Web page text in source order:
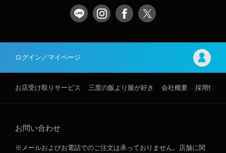
ログイン／マイページ
お店受け取りサービス 三度の飯より服が好き 会社概要 採用情報
お問い合わせ
※メールおよびお電話でのご注文は承っておりません。店舗に関